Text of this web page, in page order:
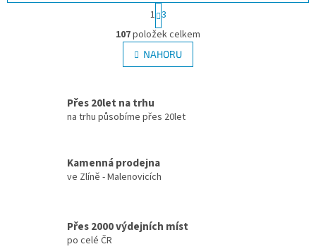
O
v
l
á
í
v
k
p
S
t
r
á
n
k
n
1 3
107položek celkem
NAHORU
Přes 20let na trhu
na trhu působíme přes 20let
Kamenná prodejna
ve Zlíně - Malenovicích
Přes 2000 výdejních míst
po celé ČR